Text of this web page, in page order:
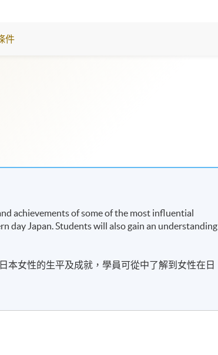
件
achievements of some of the most influential
day Japan. Students will also gain an understanding
本女性的生平及成就，學員可從中了解到女性在日